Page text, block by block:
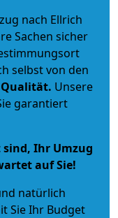
nach Ellrich
Sachen sicher
selbst von den
Qualität. Unsere
garantiert
sind, Ihr Umzug
auf Sie!
natürlich
Sie Ihr Budget